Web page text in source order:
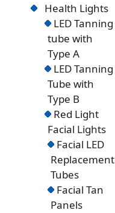
Health Lights
LED Tanning
tube with
Type A
LED Tanning
Tube with
Type B
Red Light
Facial Lights
Facial LED
Replacement
Tubes
Facial Tan
Panels